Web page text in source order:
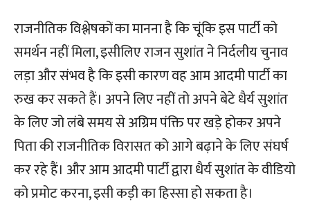
राजनीतिक विश्लेषकों का मानना है कि चूंकि इस पार्टी को
समर्थन नहीं मिला, इसीलिए राजन सुशांत ने निर्दलीय चुनाव
लड़ा और संभव है कि इसी कारण वह आम आदमी पार्टी का
रुख कर सकते हैं। अपने लिए नहीं तो अपने बेटे धैर्य सुशांत
के लिए जो लंबे समय से अग्रिम पंक्ति पर खड़े होकर अपने
पिता की राजनीतिक विरासत को आगे बढ़ाने के लिए संघर्ष
कर रहे हैं। और आम आदमी पार्टी द्वारा धैर्य सुशांत के वीडियो
को प्रमोट करना, इसी कड़ी का हिस्सा हो सकता है।